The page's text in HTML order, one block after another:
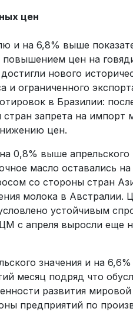
цен
и на 6,8% выше
повышением цен на
нового
и ограниченного
в Бразилии:
запрета на импорт
цен.
0,8% выше апрельского
масло оставались на
со стороны стран
молока в Австралии.
устойчивым
с апреля выросли еще
значения и на
месяц подряд что
развития
предприятий по